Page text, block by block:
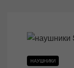
НАУШНИКИ